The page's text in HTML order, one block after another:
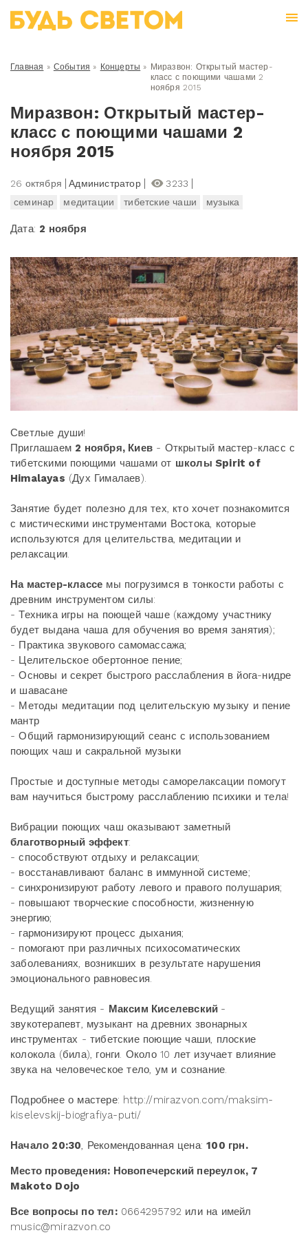
Главная » События » Концерты » Миразвон: Открытый мастер-
класс с поющими чашами 2
ноября 2015
Миразвон: Открытый мастер-
класс с поющими чашами 2
ноября 2015
26 октября Администратор
3233
семинар
медитации тибетские чаши музыка
Дата: 2 ноября
Светлые души!
Приглашаем 2 ноября, Киев - Открытый мастер-класс с
тибетскими поющими чашами от школы Spirit of
Himalayas (Дух Гималаев).
Занятие будет полезно для тех, кто хочет познакомится
с мистическими инструментами Востока, которые
используются для целительства, медитации и
релаксации.
На мастер-классе мы погрузимся в тонкости работы с
древним инструментом силы:
- Техника игры на поющей чаше (каждому участнику
будет выдана чаша для обучения во время занятия);
- Практика звукового самомассажа;
- Целительское обертонное пение;
- Основы и секрет быстрого расслабления в йога-нидре
и шавасане
- Методы медитации под целительскую музыку и пение
мантр
- Общий гармонизирующий сеанс с использованием
поющих чаш и сакральной музыки
Простые и доступные методы саморелаксации помогут
вам научиться быстрому расслаблению психики и тела!
Вибрации поющих чаш оказывают заметный
благотворный эффект:
- способствуют отдыху и релаксации;
- восстанавливают баланс в иммунной системе;
- синхронизируют работу левого и правого полушария;
- повышают творческие способности, жизненную
энергию;
- гармонизируют процесс дыхания;
- помогают при различных психосоматических
заболеваниях, возникших в результате нарушения
эмоционального равновесия.
Ведущий занятия - Максим Киселевский -
звукотерапевт, музыкант на древних звонарных
инструментах - тибетские поющие чаши, плоские
колокола (била), гонги. Около 10 лет изучает влияние
звука на человеческое тело, ум и сознание.
Подробнее о мастере: http://mirazvon.com/maksim-
kiselevskij-biografiya-puti/
Начало 20:30, Рекомендованная цена:100 грн.
Место проведения: Новопечерский переулок, 7
Makoto Dojo
Все вопросы по тел:0664295792 или на имейл
music@mirazvon.co